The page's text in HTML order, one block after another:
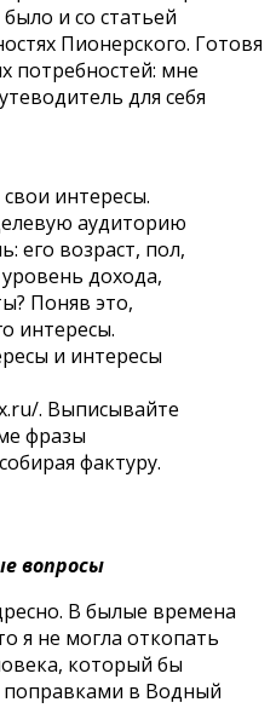
и со статьей
Пионерского. Готовя
потребностей: мне
для себя
интересы.
аудиторию
его возраст, пол,
дохода,
Поняв это,
интересы.
и интересы
. Выписывайте
фразы
фактуру.
вопросы
В былые времена
я не могла откопать
который бы
поправками в Водный